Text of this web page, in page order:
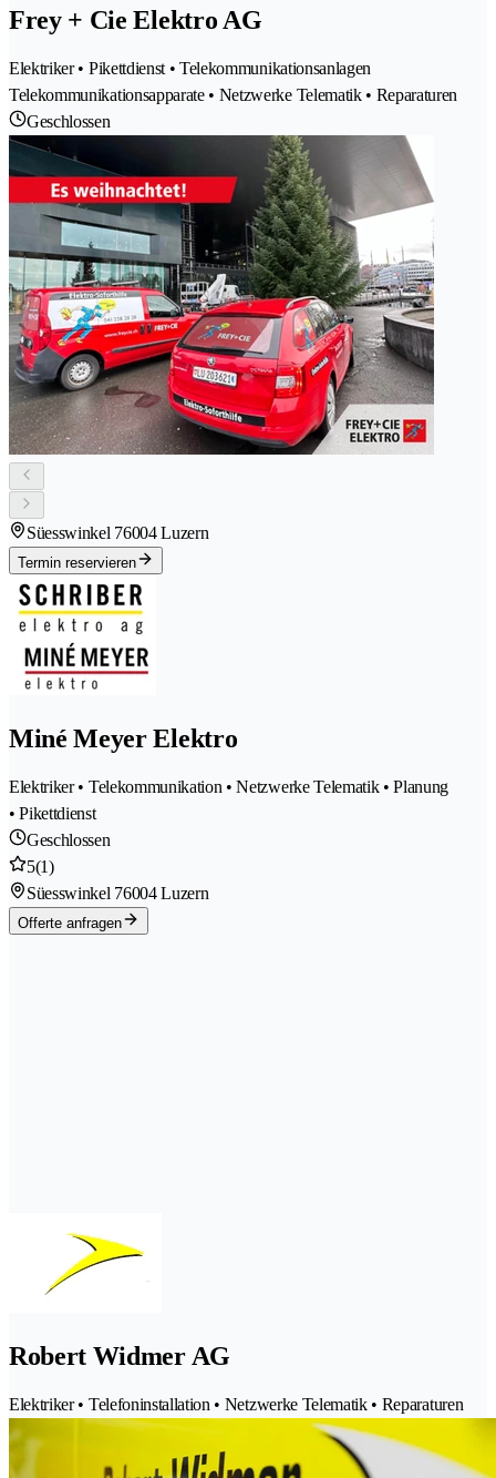
Frey + Cie Elektro AG
Elektriker • Pikettdienst • Telekommunikationsanlagen
Telekommunikationsapparate • Netzwerke Telematik • Reparaturen
Geschlossen
Süesswinkel 76004 Luzern
Termin reservieren
Miné Meyer Elektro
Elektriker • Telekommunikation • Netzwerke Telematik • Planung
• Pikettdienst
Geschlossen
5(1)
Süesswinkel 76004 Luzern
Offerte anfragen
Robert Widmer AG
Elektriker • Telefoninstallation • Netzwerke Telematik • Reparaturen